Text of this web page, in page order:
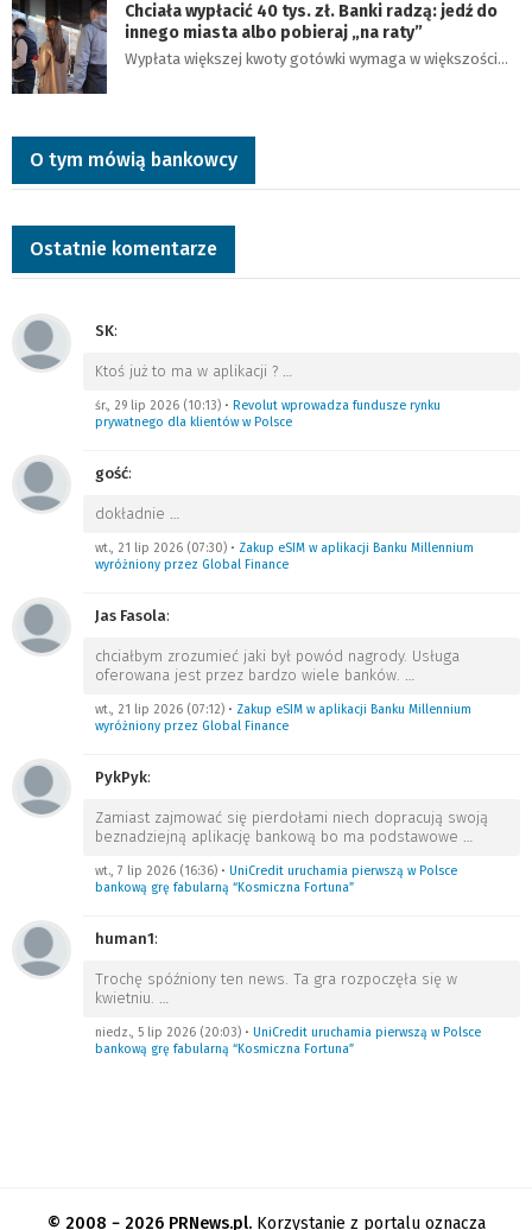
Chciała wypłacić 40 tys. zł. Banki radzą: jedź do
innego miasta albo pobieraj „na raty”
Wypłata większej kwoty gotówki wymaga w większości…
O tym mówią bankowcy
Ostatnie komentarze
SK:
Ktoś już to ma w aplikacji ? …
śr., 29 lip 2026 (10:13) • Revolut wprowadza fundusze rynku
prywatnego dla klientów w Polsce
gość:
dokładnie …
wt., 21 lip 2026 (07:30) • Zakup eSIM w aplikacji Banku Millennium
wyróżniony przez Global Finance
Jas Fasola:
chciałbym zrozumieć jaki był powód nagrody. Usługa
oferowana jest przez bardzo wiele banków. …
wt., 21 lip 2026 (07:12) • Zakup eSIM w aplikacji Banku Millennium
wyróżniony przez Global Finance
PykPyk:
Zamiast zajmować się pierdołami niech dopracują swoją
beznadziejną aplikację bankową bo ma podstawowe …
wt., 7 lip 2026 (16:36) • UniCredit uruchamia pierwszą w Polsce
bankową grę fabularną “Kosmiczna Fortuna”
human1:
Trochę spóźniony ten news. Ta gra rozpoczęła się w
kwietniu. …
niedz., 5 lip 2026 (20:03) • UniCredit uruchamia pierwszą w Polsce
bankową grę fabularną “Kosmiczna Fortuna”
© 2008 − 2026 PRNews.pl.Korzystanie z portalu oznacza